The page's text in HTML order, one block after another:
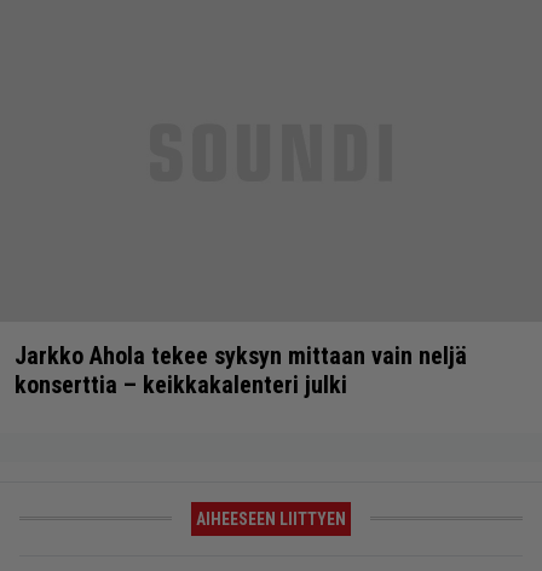
Jarkko Ahola tekee syksyn mittaan vain neljä
konserttia – keikkakalenteri julki
AIHEESEEN LIITTYEN